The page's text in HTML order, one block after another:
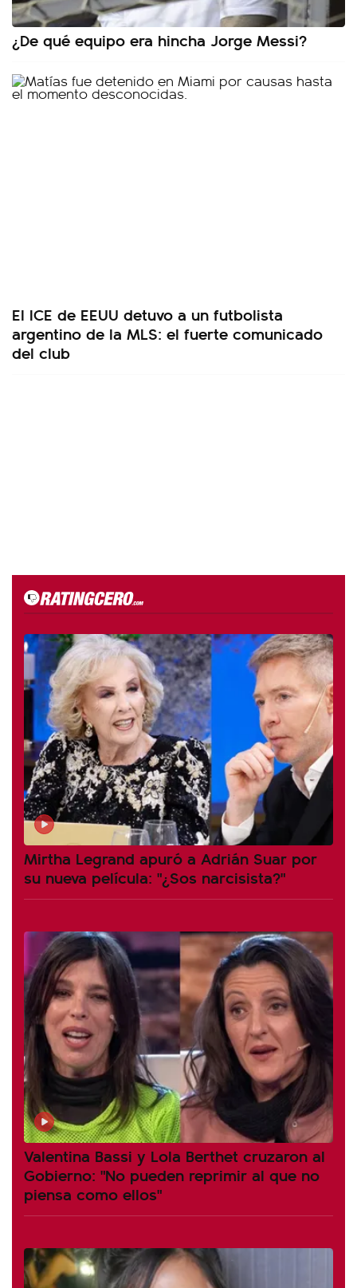
¿De qué equipo era hincha Jorge Messi?
El ICE de EEUU detuvo a un futbolista
argentino de la MLS: el fuerte comunicado
del club
Mirtha Legrand apuró a Adrián Suar por
su nueva película: "¿Sos narcisista?"
Valentina Bassi y Lola Berthet cruzaron al
Gobierno: "No pueden reprimir al que no
piensa como ellos"